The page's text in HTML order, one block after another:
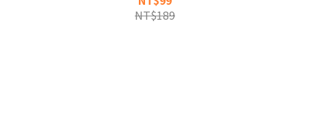
NT$189